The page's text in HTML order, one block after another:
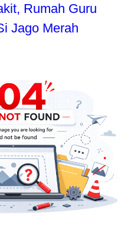
Rumah Guru
Jago Merah